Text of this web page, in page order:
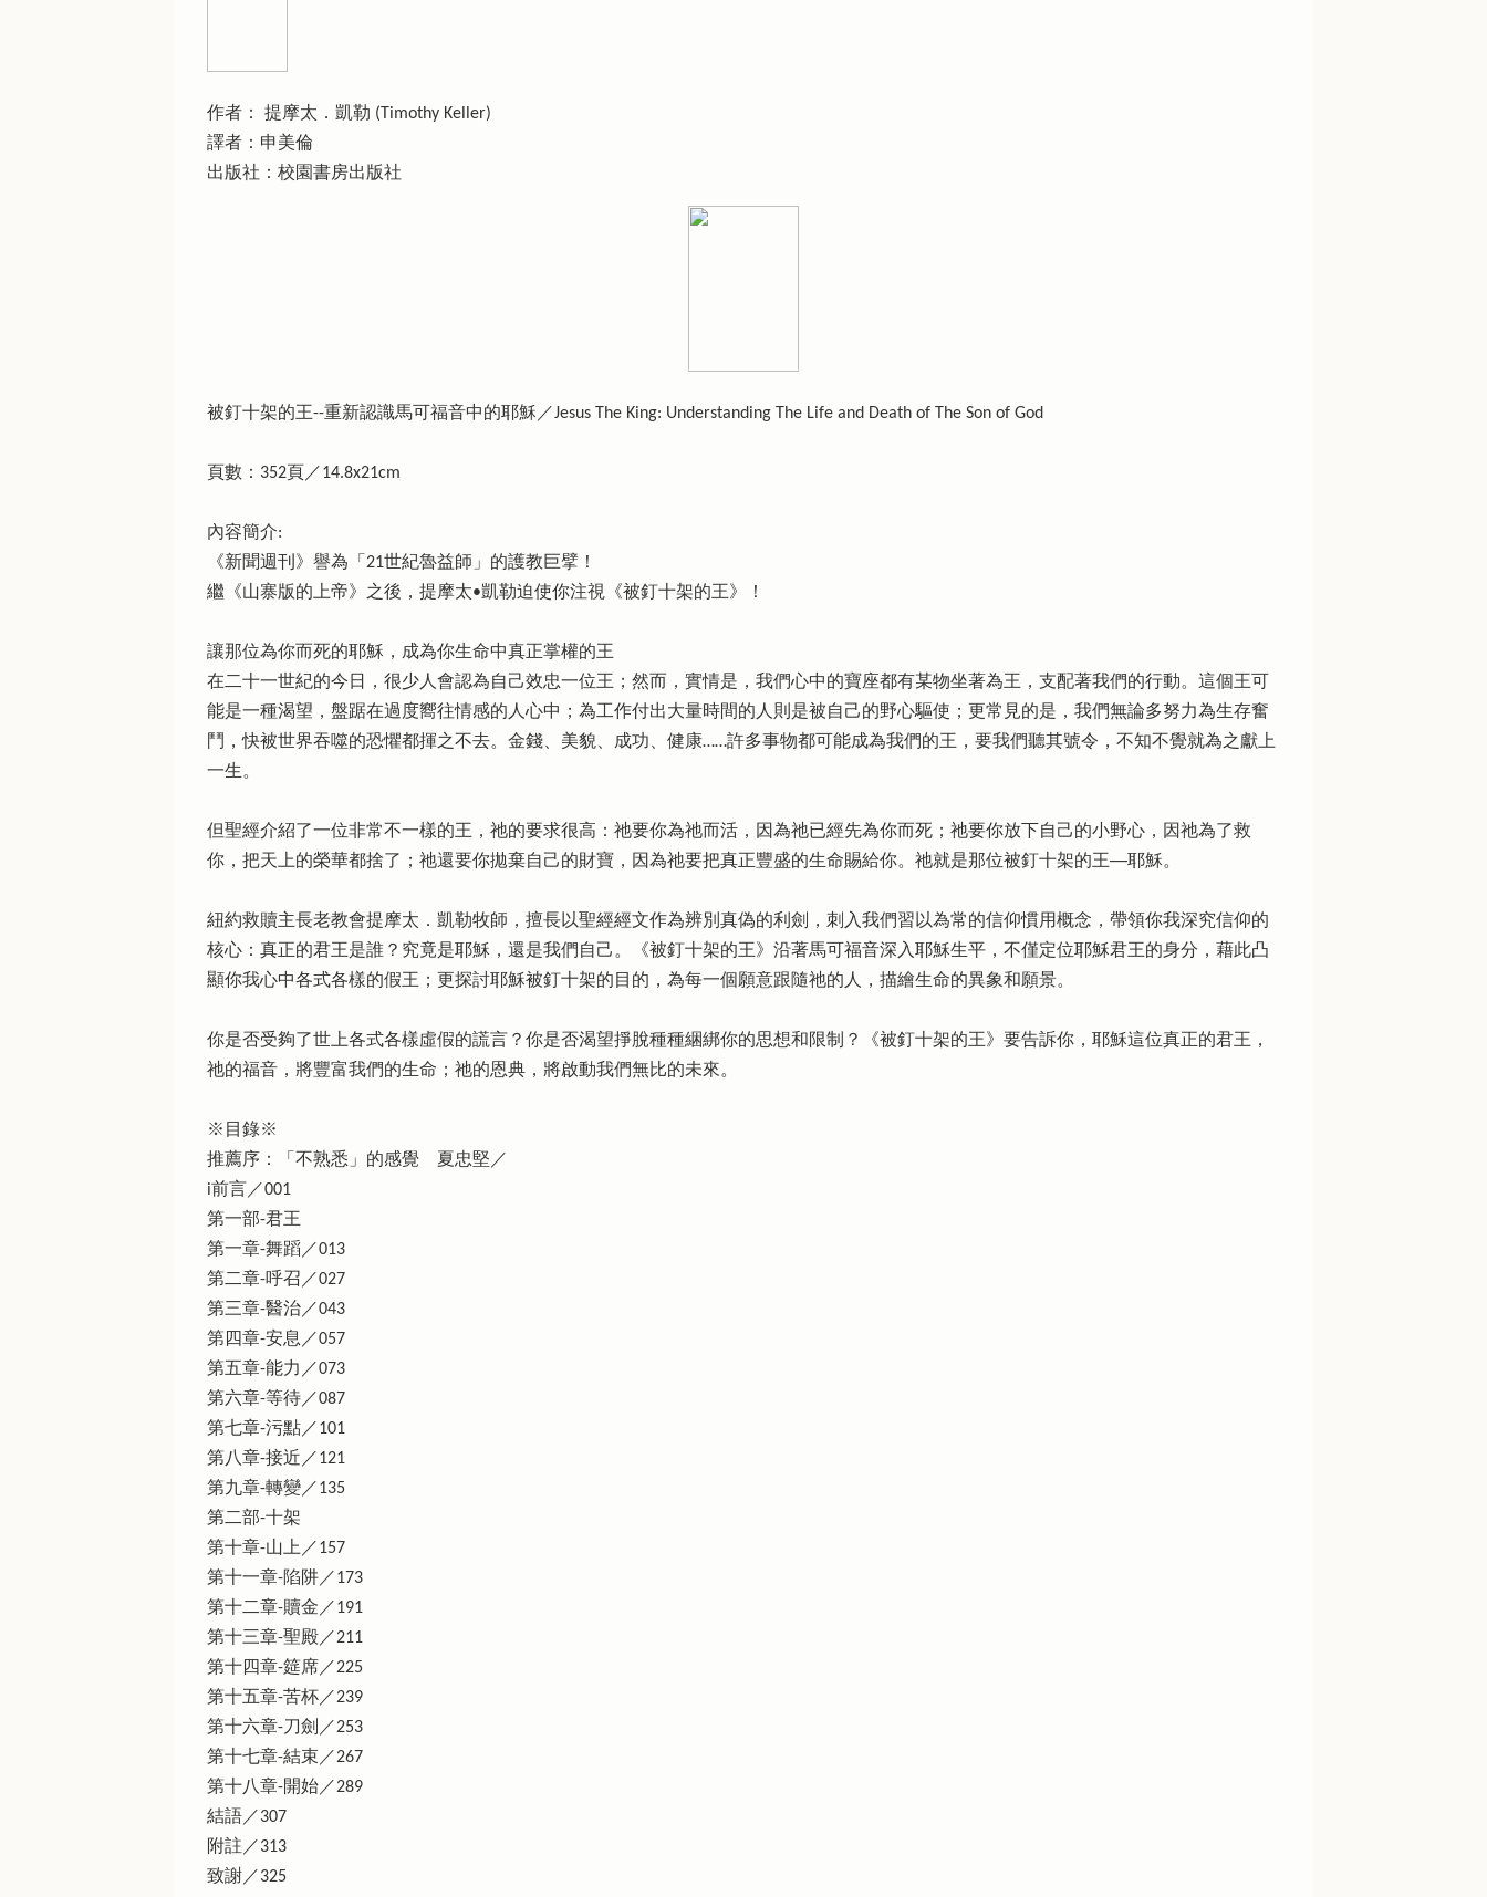
作者： 提摩太．凱勒 (Timothy Keller)
譯者：申美倫
出版社：校園書房出版社
被釘十架的王--重新認識馬可福音中的耶穌／Jesus The King: Understanding The Life and Death of The Son of God
頁數：352頁／14.8x21cm
內容簡介:
《新聞週刊》譽為「21世紀魯益師」的護教巨擘！
繼《山寨版的上帝》之後，提摩太•凱勒迫使你注視《被釘十架的王》！
讓那位為你而死的耶穌，成為你生命中真正掌權的王
在二十一世紀的今日，很少人會認為自己效忠一位王；然而，實情是，我們心中的寶座都有某物坐著為王，支配著我們的行動。這個王可
能是一種渴望，盤踞在過度嚮往情感的人心中；為工作付出大量時間的人則是被自己的野心驅使；更常見的是，我們無論多努力為生存奮
鬥，快被世界吞噬的恐懼都揮之不去。金錢、美貌、成功、健康……許多事物都可能成為我們的王，要我們聽其號令，不知不覺就為之獻上
一生。
但聖經介紹了一位非常不一樣的王，祂的要求很高：祂要你為祂而活，因為祂已經先為你而死；祂要你放下自己的小野心，因祂為了救
你，把天上的榮華都捨了；祂還要你拋棄自己的財寶，因為祂要把真正豐盛的生命賜給你。祂就是那位被釘十架的王──耶穌。
紐約救贖主長老教會提摩太．凱勒牧師，擅長以聖經經文作為辨別真偽的利劍，刺入我們習以為常的信仰慣用概念，帶領你我深究信仰的
核心：真正的君王是誰？究竟是耶穌，還是我們自己。《被釘十架的王》沿著馬可福音深入耶穌生平，不僅定位耶穌君王的身分，藉此凸
顯你我心中各式各樣的假王；更探討耶穌被釘十架的目的，為每一個願意跟隨祂的人，描繪生命的異象和願景。
你是否受夠了世上各式各樣虛假的謊言？你是否渴望掙脫種種綑綁你的思想和限制？《被釘十架的王》要告訴你，耶穌這位真正的君王，
祂的福音，將豐富我們的生命；祂的恩典，將啟動我們無比的未來。
※目錄※
推薦序：「不熟悉」的感覺 夏忠堅／
i前言／001
第一部-君王
第一章-舞蹈／013
第二章-呼召／027
第三章-醫治／043
第四章-安息／057
第五章-能力／073
第六章-等待／087
第七章-污點／101
第八章-接近／121
第九章-轉變／135
第二部-十架
第十章-山上／157
第十一章-陷阱／173
第十二章-贖金／191
第十三章-聖殿／211
第十四章-筵席／225
第十五章-苦杯／239
第十六章-刀劍／253
第十七章-結束／267
第十八章-開始／289
結語／307
附註／313
致謝／325